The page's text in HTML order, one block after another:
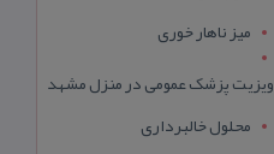
میز ناهار خوری
ویزیت پزشک عمومی در منزل مشهد
محلول خالبرداری